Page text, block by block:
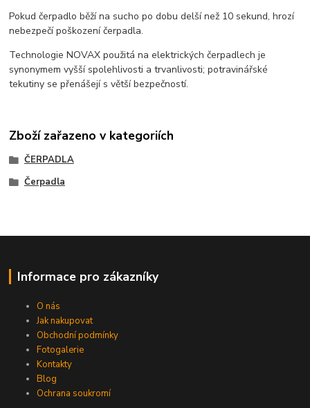
Pokud čerpadlo běží na sucho po dobu delší než 10 sekund, hrozí
nebezpečí poškození čerpadla.
Technologie NOVAX použitá na elektrických čerpadlech je
synonymem vyšší spolehlivosti a trvanlivosti; potravinářské
tekutiny se přenášejí s větší bezpečností.
Zboží zařazeno v kategoriích
ČERPADLA
Čerpadla
Informace pro zákazníky
O nás
Jak nakupovat
Obchodní podmínky
Fotogalerie
Kontakty
Blog
Ochrana soukromí